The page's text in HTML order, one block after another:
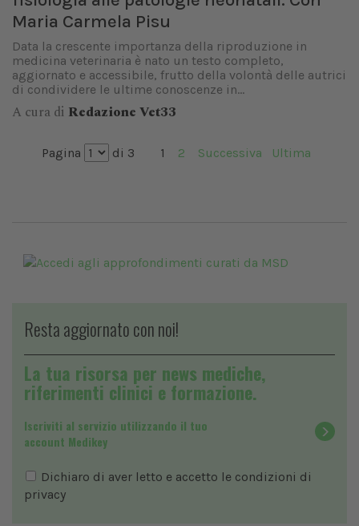
Maria Carmela Pisu
Data la crescente importanza della riproduzione in
medicina veterinaria è nato un testo completo,
aggiornato e accessibile, frutto della volontà delle autrici
di condividere le ultime conoscenze in...
A cura di Redazione Vet33
Pagina di 3 1 2 Successiva Ultima
Resta aggiornato con noi!
La tua risorsa per news mediche,
riferimenti clinici e formazione.
Iscriviti al servizio utilizzando il tuo
account Medikey
Dichiaro di aver letto e accetto le condizioni di
privacy